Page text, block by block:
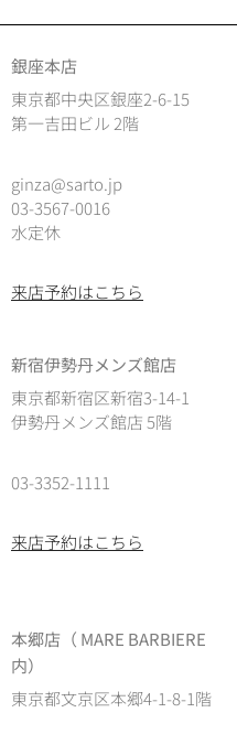
銀座本店
東京都中央区銀座2-6-15
第一吉田ビル 2階
ginza@sarto.jp
03-3567-0016
水定休
来店予約はこちら
新宿伊勢丹メンズ館店
東京都新宿区新宿3-14-1
伊勢丹メンズ館店 5階
03-3352-1111
来店予約はこちら
本郷店（ MARE BARBIERE
内）
東京都文京区本郷4-1-8-1階